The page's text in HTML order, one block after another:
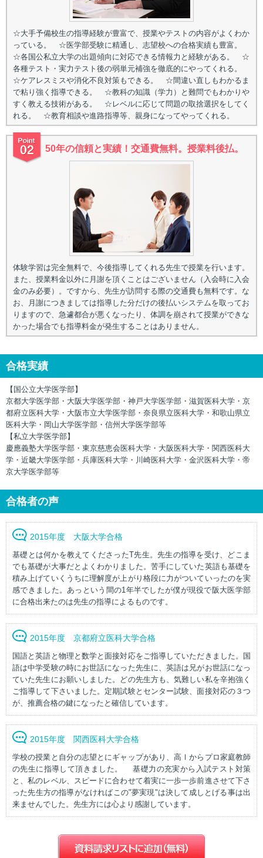
☆大手予備校生の指導経験が豊富で、授業やテストの内容がよくわか
っている。 ☆医学部受験に精通し、志望校への合格実績も豊富。
☆各国公私立大学の出題傾向に対応できる情報力と経験がある。 ☆
各種テスト・実力テスト後の弱単元補強を徹底的にやってくれる。
☆ケアレスミスや消化不良対策もできる。 ☆間違い直しもわかるま
で粘り強く指導できる。 ☆教科の知識（学力）と難問でもわかりや
すく教える技術がある。 ☆レベルに応じて問題の取捨選択をしてく
れる。 ☆教育相談や進路指導等、親身になってやってくれる。
50年の信頼と実績！交通費無料。授業料後払。
体験学習は完全無料で、今後指導してくれる先生で授業を行います。
また、授業料金以外に月謝を頂くことはございません（入会時に入会
金のみ必要）。ですから、先生が訪問する際の交通費も無料です。な
お、月謝につきましては指導した分だけの後払いシステムを取ってお
りますので、急遽都合が悪くなったり、体調を崩されて授業ができな
かった場合でも指導料金が発生することはありません。
合格実績
【国公立大学医学部】
京都大学医学部・大阪大学医学部・神戸大学医学部・滋賀医科大学・京
都府立医科大学・大阪市立大学医学部・奈良県立医科大学・和歌山県立
医科大学・岡山大学医学部・信州大学医学部等
【私立大学医学部】
慶應義塾大学医学部・東京慈恵会医科大学・大阪医科大学・関西医科大
学・近畿大学医学部・兵庫医科大学・川崎医科大学・金沢医科大学・帝
京大学医学部等
合格者の声
2015年度 大阪大学合格
基礎とは何かを教えてくださったT先生。先生の指導を受け、どこま
でも基礎が大事だとよくわかりました。苦手にしていた英語も基礎を
積み上げていくうちに理解度が上がり格段に力がついていったのを実
感できました。あっという間の1年半でしたが僕が現役で阪大医学部
に合格出来たのは先生の指導によるものです。
2015年度 京都府立医科大学合格
国語と英語と物理と数学と面接対応をご指導していただきました。国
語は中学受験の時にお世話になった先生に、英語は兄がお世話になっ
ていた先生にお願いしました。どの先生方も、気難しい私を辛抱強く
ご指導して下さいました。定期試験とセンター試験、面接対応の３つ
が、推薦合格の鍵になったと確信しています。
2015年度 関西医科大学合格
学校の授業と自分の志望とにギャップがあり、高Ⅰからプロ家庭教師
の先生に指導して頂きました。 基礎力の充実から入試テスト対策
と、私のレベル、スピードに合わせて着実に一歩一歩前進させて下さ
った先生方の指導がなければこの"夢実現"は決して成しとげる事は出
来ませんでした。先生方には心より感謝しています。